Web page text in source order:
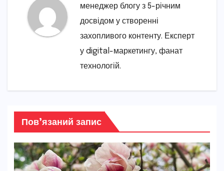
менеджер блогу з 5-річним
досвідом у створенні
захопливого контенту. Експерт
у digital-маркетингу, фанат
технологій.
Пов’язаний запис